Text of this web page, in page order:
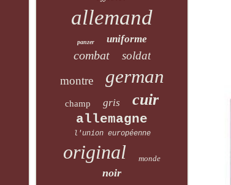
allemand
panzer uniforme
combat
soldat
montre
german
champ gris cuir
allemagne
l'union européenne
original monde
noir